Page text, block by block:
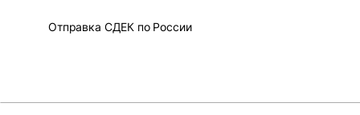
Отправка СДЕК по России